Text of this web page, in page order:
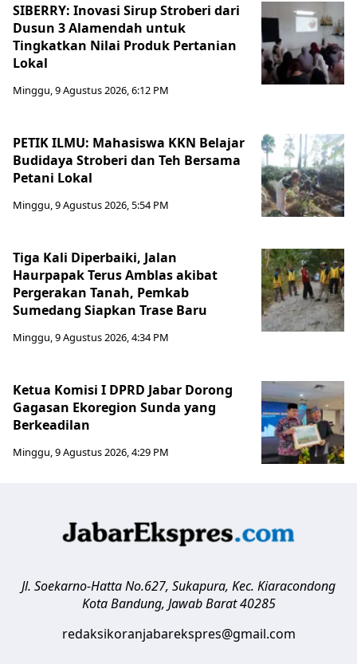
SIBERRY: Inovasi Sirup Stroberi dari
Dusun 3 Alamendah untuk
Tingkatkan Nilai Produk Pertanian
Lokal
Minggu, 9 Agustus 2026, 6:12 PM
PETIK ILMU: Mahasiswa KKN Belajar
Budidaya Stroberi dan Teh Bersama
Petani Lokal
Minggu, 9 Agustus 2026, 5:54 PM
Tiga Kali Diperbaiki, Jalan
Haurpapak Terus Amblas akibat
Pergerakan Tanah, Pemkab
Sumedang Siapkan Trase Baru
Minggu, 9 Agustus 2026, 4:34 PM
Ketua Komisi I DPRD Jabar Dorong
Gagasan Ekoregion Sunda yang
Berkeadilan
Minggu, 9 Agustus 2026, 4:29 PM
Jl. Soekarno-Hatta No.627, Sukapura, Kec. Kiaracondong
Kota Bandung, Jawab Barat 40285
redaksikoranjabarekspres@gmail.com